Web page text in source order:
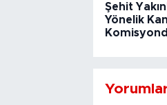
Şehit
Yönelik